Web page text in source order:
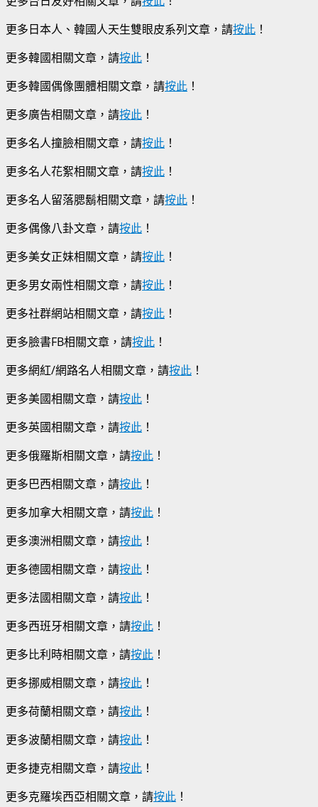
更多日本人、韓國人天生雙眼皮系列文章，請按此 ！
更多韓國相關文章，請按此 ！
更多韓國偶像團體相關文章，請按此 ！
更多廣告相關文章，請按此 ！
更多名人撞臉相關文章，請按此 ！
更多名人花絮相關文章，請按此 ！
更多名人留落腮鬍相關文章，請按此 ！
更多偶像八卦文章，請按此 ！
更多美女正妹相關文章，請按此 ！
更多男女兩性相關文章，請按此 ！
更多社群網站相關文章，請按此 ！
更多臉書FB相關文章，請按此 ！
更多網紅/網路名人相關文章，請按此 ！
更多美國相關文章，請按此 ！
更多英國相關文章，請按此 ！
更多俄羅斯相關文章，請按此 ！
更多巴西相關文章，請按此 ！
更多加拿大相關文章，請按此 ！
更多澳洲相關文章，請按此 ！
更多德國相關文章，請按此 ！
更多法國相關文章，請按此 ！
更多西班牙相關文章，請按此 ！
更多比利時相關文章，請按此 ！
更多挪威相關文章，請按此 ！
更多荷蘭相關文章，請按此 ！
更多波蘭相關文章，請按此 ！
更多捷克相關文章，請按此 ！
更多克羅埃西亞相關文章，請按此 ！